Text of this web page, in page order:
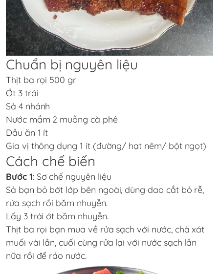
Chuẩn bị nguyên liệu
Thịt ba rọi 500 gr
Ớt 3 trái
Sả 4 nhánh
Nước mắm 2 muỗng cà phê
Dầu ăn 1 ít
Gia vị thông dụng 1 ít (đường/ hạt nêm/ bột ngọt)
Cách chế biến
Bước 1: Sơ chế nguyên liệu
Sả bạn bỏ bớt lớp bên ngoài, dùng dao cắt bỏ rễ,
rửa sạch rồi băm nhuyễn.
Lấy 3 trái ớt băm nhuyễn.
Thịt ba rọi bạn mua về rửa sạch với nước, chà xát
muối vài lần, cuối cùng rửa lại với nước sạch lần
nữa rồi để ráo nước.